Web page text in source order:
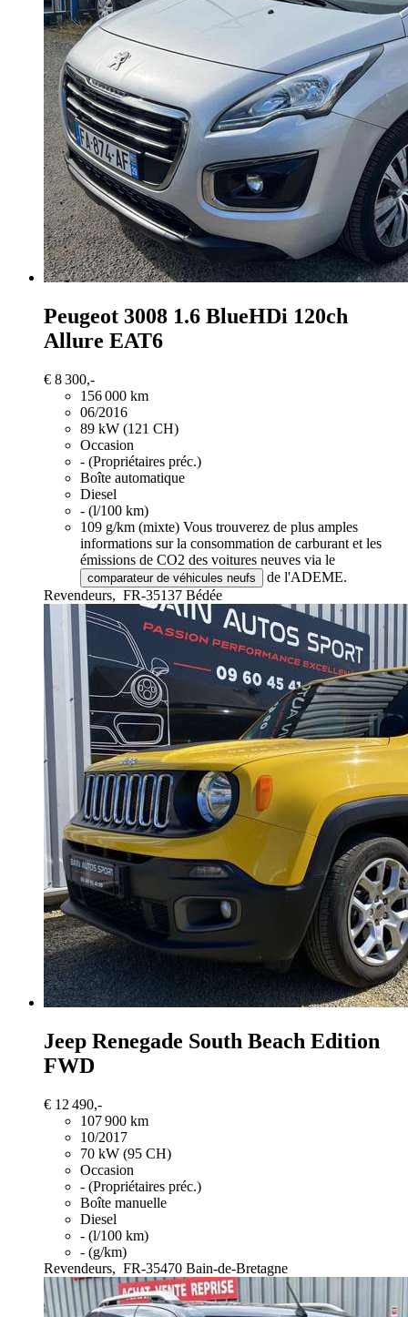
Peugeot 3008 1.6 BlueHDi 120ch
Allure EAT6
€ 8 300,-
156 000 km
06/2016
89 kW (121 CH)
Occasion
- (Propriétaires préc.)
Boîte automatique
Diesel
- (l/100 km)
109 g/km (mixte) Vous trouverez de plus amples
informations sur la consommation de carburant et les
émissions de CO2 des voitures neuves via le
comparateur de véhicules neufs
de l'ADEME.
Revendeurs, FR-35137 Bédée
Jeep Renegade South Beach Edition
FWD
€ 12 490,-
107 900 km
10/2017
70 kW (95 CH)
Occasion
- (Propriétaires préc.)
Boîte manuelle
Diesel
- (l/100 km)
- (g/km)
Revendeurs, FR-35470 Bain-de-Bretagne